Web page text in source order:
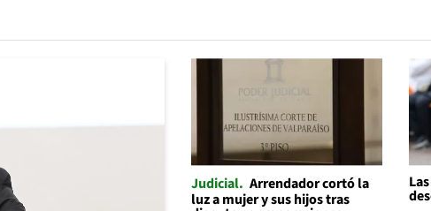
Judicial Arrendador cortó la
luz a mujer y sus hijos tras